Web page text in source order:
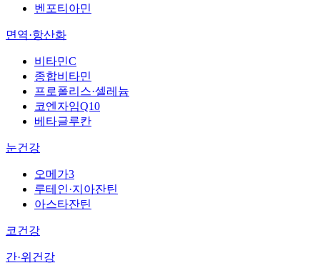
벤포티아민
면역·항산화
비타민C
종합비타민
프로폴리스·셀레늄
코엔자임Q10
베타글루칸
눈건강
오메가3
루테인·지아잔틴
아스타잔틴
코건강
간·위건강